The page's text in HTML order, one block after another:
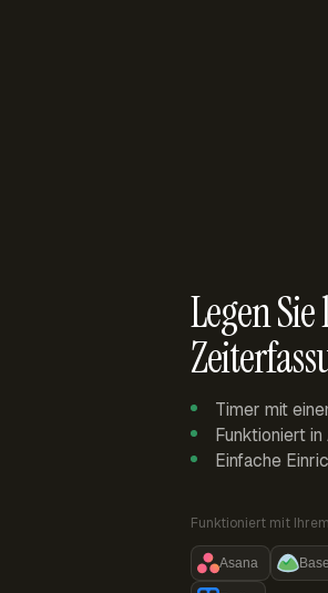
Legen
Timer mit
Funktioniert in
Einfache
Funktioniert mit
Asana